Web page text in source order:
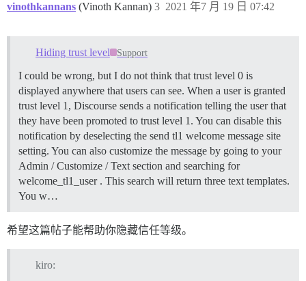
vinothkannans (Vinoth Kannan) 2021 年7 月 19 日 07:42
3
Hiding trust level Support
I could be wrong, but I do not think that trust level 0 is
displayed anywhere that users can see. When a user is granted
trust level 1, Discourse sends a notification telling the user that
they have been promoted to trust level 1. You can disable this
notification by deselecting the send tl1 welcome message site
setting. You can also customize the message by going to your
Admin / Customize / Text section and searching for
welcome_tl1_user . This search will return three text templates.
You w…
希望这篇帖子能帮助你隐藏信任等级。
kiro: